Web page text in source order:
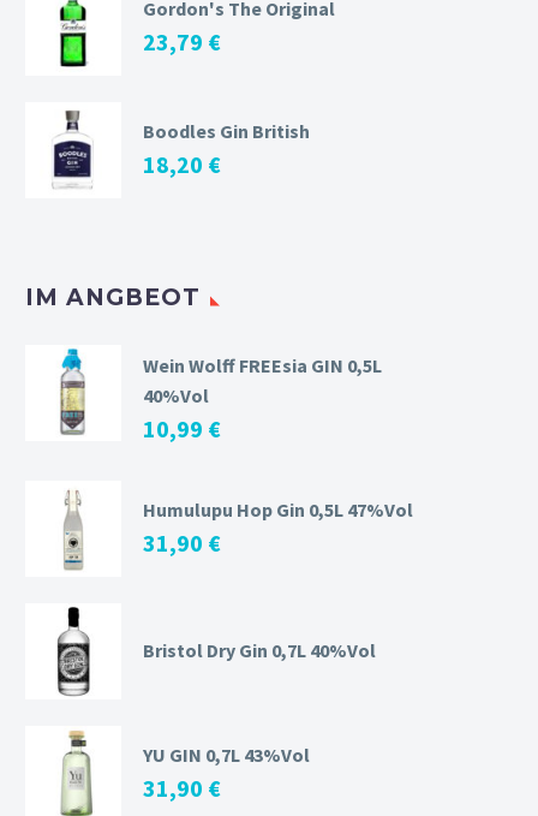
Gordon's The Original
23,79 €
Boodles Gin British
18,20 €
IM ANGBEOT
Wein Wolff FREEsia GIN 0,5L
40%Vol
10,99 €
Humulupu Hop Gin 0,5L 47%Vol
31,90 €
Bristol Dry Gin 0,7L 40%Vol
YU GIN 0,7L 43%Vol
31,90 €